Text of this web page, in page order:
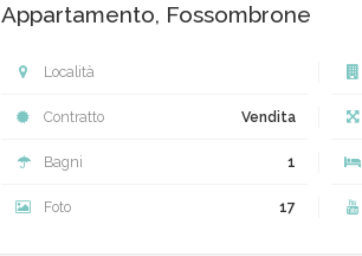
Appartamento, Fossombrone
Località
Contratto Vendita
Bagni 1
Foto 17